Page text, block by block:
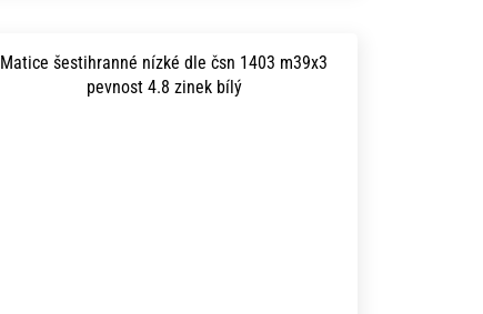
Matice šestihranné nízké dle čsn 1403 m39x3
pevnost 4.8 zinek bílý